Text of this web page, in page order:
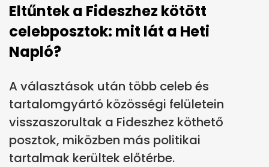
Eltűntek a Fideszhez kötött
celebposztok: mit lát a Heti
Napló?
A választások után több celeb és
tartalomgyártó közösségi felületein
visszaszorultak a Fideszhez köthető
posztok, miközben más politikai
tartalmak kerültek előtérbe.